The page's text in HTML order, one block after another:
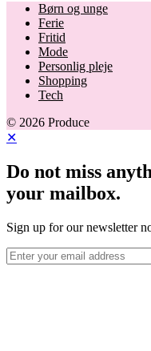
Børn og unge
Ferie
Fritid
Mode
Personlig pleje
Shopping
Tech
© 2026 Produce
✕
Do not miss
your mailbox.
Sign up for our newsletter